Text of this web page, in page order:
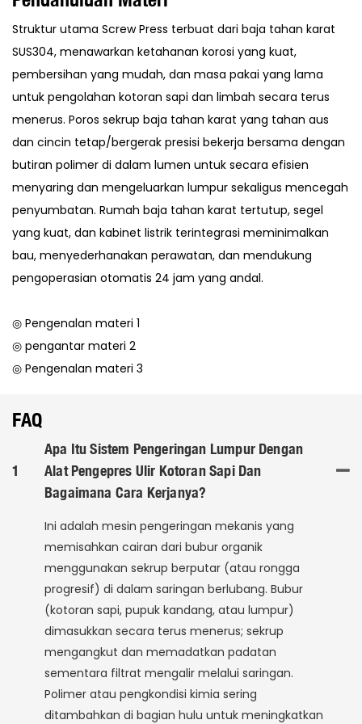
Struktur utama Screw Press terbuat dari baja tahan karat
SUS304, menawarkan ketahanan korosi yang kuat,
pembersihan yang mudah, dan masa pakai yang lama
untuk pengolahan kotoran sapi dan limbah secara terus
menerus. Poros sekrup baja tahan karat yang tahan aus
dan cincin tetap/bergerak presisi bekerja bersama dengan
butiran polimer di dalam lumen untuk secara efisien
menyaring dan mengeluarkan lumpur sekaligus mencegah
penyumbatan. Rumah baja tahan karat tertutup, segel
yang kuat, dan kabinet listrik terintegrasi meminimalkan
bau, menyederhanakan perawatan, dan mendukung
pengoperasian otomatis 24 jam yang andal.
◎ Pengenalan materi 1
◎ pengantar materi 2
◎ Pengenalan materi 3
FAQ
1
Apa Itu Sistem Pengeringan Lumpur Dengan
Alat Pengepres Ulir Kotoran Sapi Dan
Bagaimana Cara Kerjanya?
Ini adalah mesin pengeringan mekanis yang
memisahkan cairan dari bubur organik
menggunakan sekrup berputar (atau rongga
progresif) di dalam saringan berlubang. Bubur
(kotoran sapi, pupuk kandang, atau lumpur)
dimasukkan secara terus menerus; sekrup
mengangkut dan memadatkan padatan
sementara filtrat mengalir melalui saringan.
Polimer atau pengkondisi kimia sering
ditambahkan di bagian hulu untuk meningkatkan